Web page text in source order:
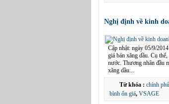
Nghị định về kinh
Cập nhật: ngày 05/9/
giá bán xăng dầu. Cụ
nước. Thương nhân đầu
xăng dầu...
Từ khóa : chính phủ
bình ổn giá, VSAGE